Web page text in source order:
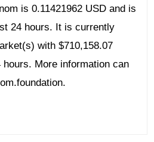
is 0.11421962 USD and is
24 hours. It is currently
with $710,158.07
More information can